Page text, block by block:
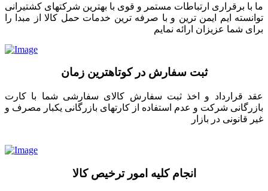
ما با برقراری ارتباطات مستمر و قوی با بهترین شرکتهای کشتیرانی
توانسته ایم ایمن ترین و با صرفه ترین خدمات حمل کالا از مبدا را
برای شما عزیزان ارائه نمایم
ثبت سفارش در کوتاهترین زمان
عقد قرارداد و اخذ ثبت سفارش کالای سفارشی شما با کارت
بازرگانی شرکت و عدم استفاده از کارتهای بازرگانی یکبار مصرف و
غیر قانونی در بازار
انجام کلیه امور ترخیص کالا